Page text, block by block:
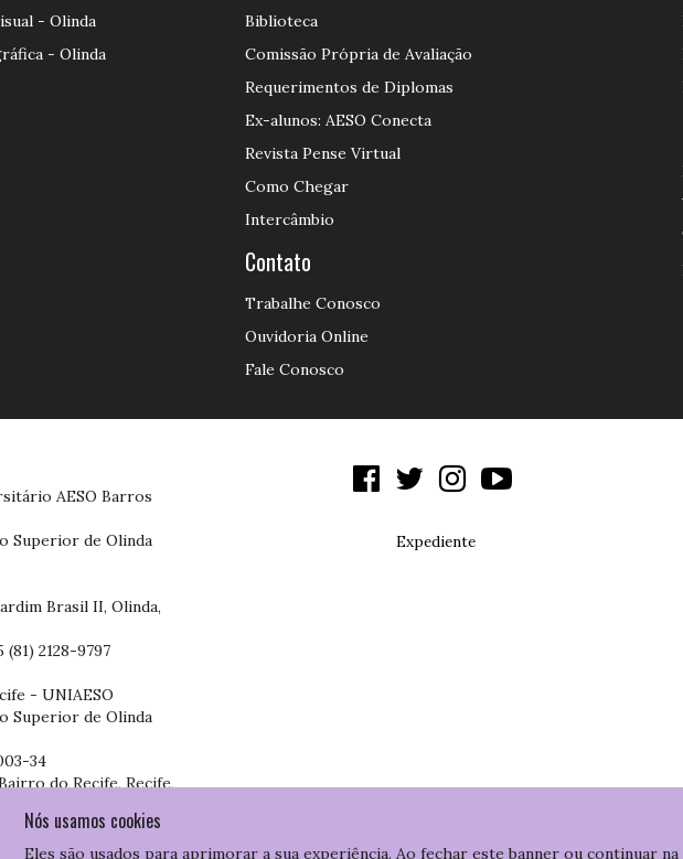
Nós usamos cookies
Eles são usados para aprimorar a sua experiência. Ao fechar este banner ou continuar na
- Olinda
- Olinda
Biblioteca
Comissão Própria de Avaliação
Requerimentos de Diplomas
Ex-alunos: AESO Conecta
Revista Pense Virtual
Como Chegar
Intercâmbio
Contato
Trabalhe Conosco
Ouvidoria Online
Fale Conosco
AESO Barros
Superior de Olinda
Brasil II, Olinda,
2128-9797
- UNIAESO
Superior de Olinda
34
do Recife, Recife,
3204-7536
Expediente